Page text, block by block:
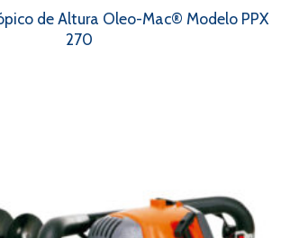
de Altura Oleo-Mac® Modelo PPX
270